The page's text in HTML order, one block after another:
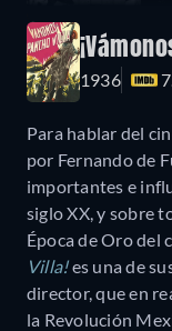
1936
Para hablar del
por Fernando de
importantes e
siglo XX, y sobre
Época de Oro del
Villa!es una de
director, que en
la Revolución